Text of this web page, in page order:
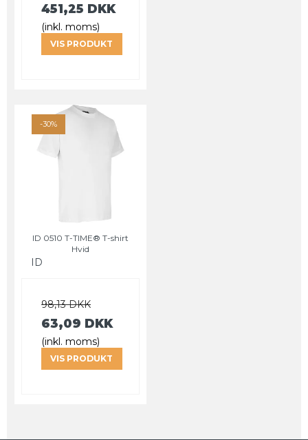
451,25 DKK
(inkl. moms)
VIS PRODUKT
-30%
ID 0510 T-TIME® T-shirt
Hvid
ID
98,13 DKK
63,09 DKK
(inkl. moms)
VIS PRODUKT